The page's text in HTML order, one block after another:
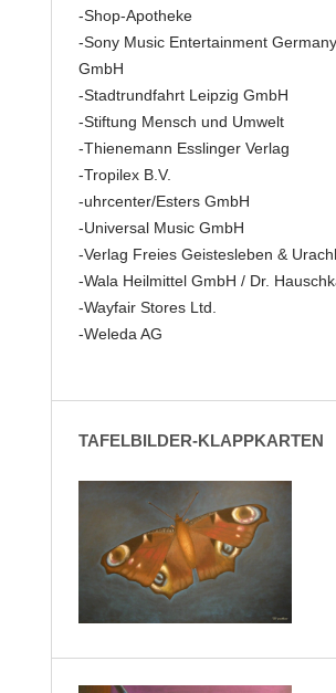
-Shop-Apotheke
-Sony Music Entertainment Germany
GmbH
-Stadtrundfahrt Leipzig GmbH
-Stiftung Mensch und Umwelt
-Thienemann Esslinger Verlag
-Tropilex B.V.
-uhrcenter/Esters GmbH
-Universal Music GmbH
-Verlag Freies Geistesleben &
-Wala Heilmittel GmbH / Dr.
-Wayfair Stores Ltd.
-Weleda AG
TAFELBILDER-KLAPPKARTEN